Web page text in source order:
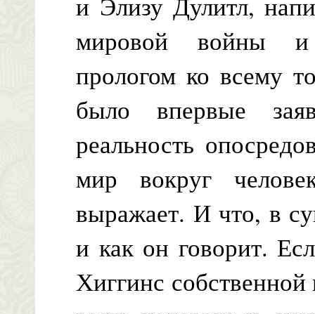
мировой войны и
прологом ко всему
было впервые
реальность
мир вокруг
выражает. И что, в
и как он говорит.
Хиггинс